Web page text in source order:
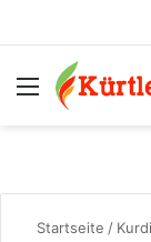
Menü
Startseite /